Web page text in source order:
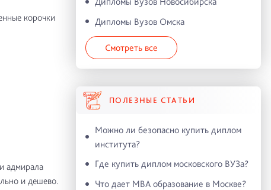
корочки
адмирала
и дешево.
Дипломы Вузов Омска
Смотреть все
ПОЛЕЗНЫЕ СТАТЬИ
Можно ли безопасно купить диплом
института?
Где купить диплом московского ВУЗа?
Что дает MBA образование в Москве?